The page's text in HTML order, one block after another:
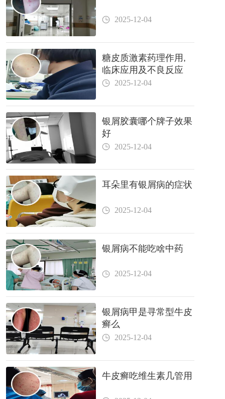
2025-12-04
糖皮质激素药理作用,
临床应用及不良反应
2025-12-04
银屑胶囊哪个牌子效果
好
2025-12-04
耳朵里有银屑病的症状
2025-12-04
银屑病不能吃啥中药
2025-12-04
银屑病甲是寻常型牛皮
癣么
2025-12-04
牛皮癣吃维生素几管用